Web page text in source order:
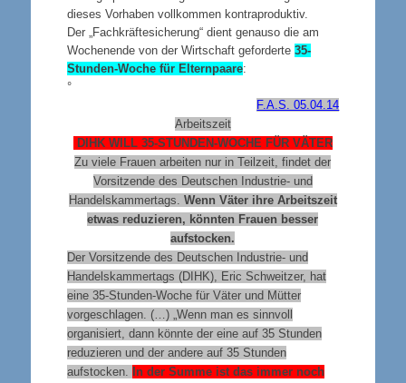
dieses Vorhaben vollkommen kontraproduktiv.
Der „Fachkräftesicherung“ dient genauso die am
Wochenende von der Wirtschaft geforderte 35-
Stunden-Woche für Elternpaare:
°
F.A.S. 05.04.14
Arbeitszeit
DIHK WILL 35-STUNDEN-WOCHE FÜR VÄTER
Zu viele Frauen arbeiten nur in Teilzeit, findet der
Vorsitzende des Deutschen Industrie- und
Handelskammertags. Wenn Väter ihre Arbeitszeit
etwas reduzieren, könnten Frauen besser
aufstocken.
Der Vorsitzende des Deutschen Industrie- und
Handelskammertags (DIHK), Eric Schweitzer, hat
eine 35-Stunden-Woche für Väter und Mütter
vorgeschlagen. (…) „Wenn man es sinnvoll
organisiert, dann könnte der eine auf 35 Stunden
reduzieren und der andere auf 35 Stunden
aufstocken.
In der Summe ist das immer noch